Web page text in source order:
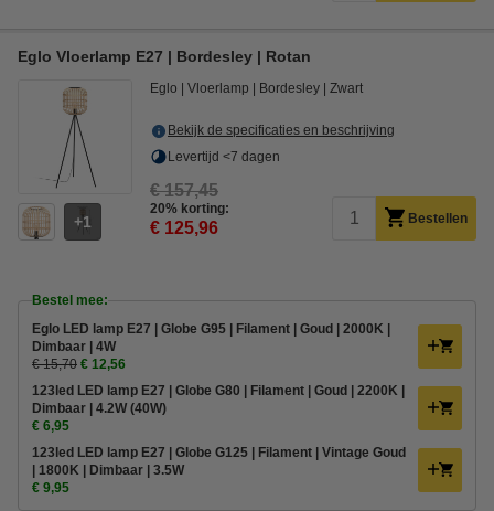
Eglo Vloerlamp E27 | Bordesley | Rotan
1
Eglo Vloerlamp Bordesley Zwart
Bekijk de specificaties en beschrijving
Levertijd <7 dagen
€ 157,45
20% korting:
€ 125,96 Bestellen
Bestel mee:
Eglo LED lamp E27 | Globe G95 | Filament | Goud | 2000K |
Dimbaar | 4W
€ 15,70 € 12,56
123led LED lamp E27 | Globe G80 | Filament | Goud | 2200K |
Dimbaar | 4.2W (40W)
€ 6,95
123led LED lamp E27 | Globe G125 | Filament | Vintage Goud
| 1800K | Dimbaar | 3.5W
€ 9,95